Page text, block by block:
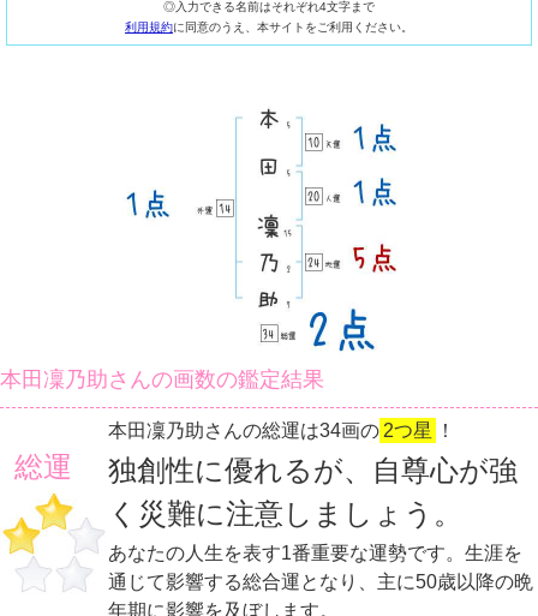
◎入力できる名前はそれぞれ4文字まで
利用規約に同意のうえ、本サイトをご利用ください。
本田凜乃助さんの画数の鑑定結果
総運
本田凜乃助さんの総運は34画の 2つ星 ！
独創性に優れるが、自尊心が強
く災難に注意しましょう。
あなたの人生を表す1番重要な運勢です。生涯を
通じて影響する総合運となり、主に50歳以降の晩
年期に影響を及ぼします。